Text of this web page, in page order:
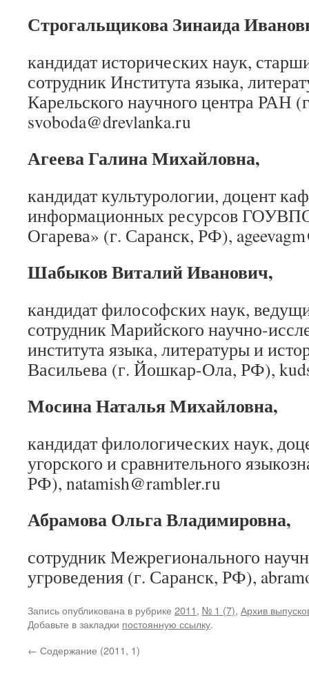
Строгальщикова Зинаида
кандидат исторических наук,
сотрудник Института языка,
Карельского научного центра РАН
svoboda@drevlanka.ru
Агеева Галина Михайловна,
кандидат культурологии, доцент
информационных ресурсов
Огарева» (г. Саранск, РФ),
Шабыков Виталий Иванович,
кандидат философских наук,
сотрудник Марийского научно-
института языка, литературы и
Васильева (г. Йошкар-Ола, РФ),
Мосина НатальяМихайловна,
кандидат филологических наук,
угорского и сравнительного
РФ), natamish@rambler.ru
Абрамова ОльгаВладимировна,
сотрудник Межрегионального
угроведения (г. Саранск, РФ),
Запись опубликована в рубрике 2011, № 1 (7), Архив
Добавьте в закладки постоянную ссылку.
← Содержание (2011, 1)